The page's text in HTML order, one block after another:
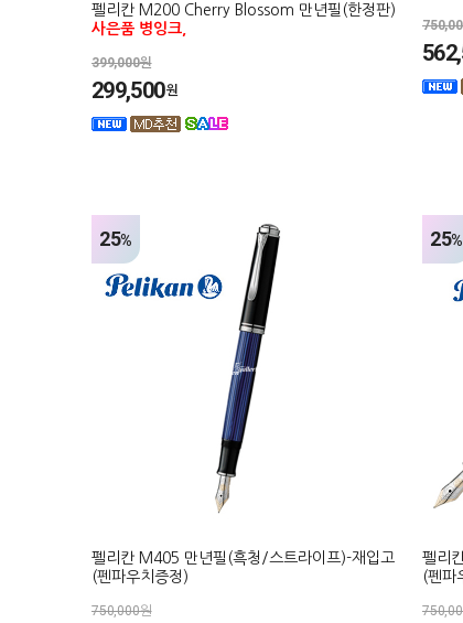
펠리칸 M200 Cherry Blossom 만년필(한정판)
사은품 병잉크,
399,000원
299,500원
25%
펠리칸 M405 만년필(흑청/스트라이프)-재입고
(펜파우치증정)
750,000원
25%
펠리
(펜파